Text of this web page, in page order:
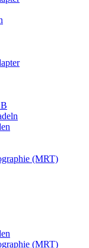
(MRT)
(MRT)